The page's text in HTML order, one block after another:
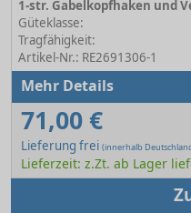
Güteklasse:
Tragfähigkeit:
Artikel-Nr.: RE2691306-1
Mehr Details
71,00 €
Lieferung frei (innerhalb
Lieferzeit: z.Zt. ab Lager